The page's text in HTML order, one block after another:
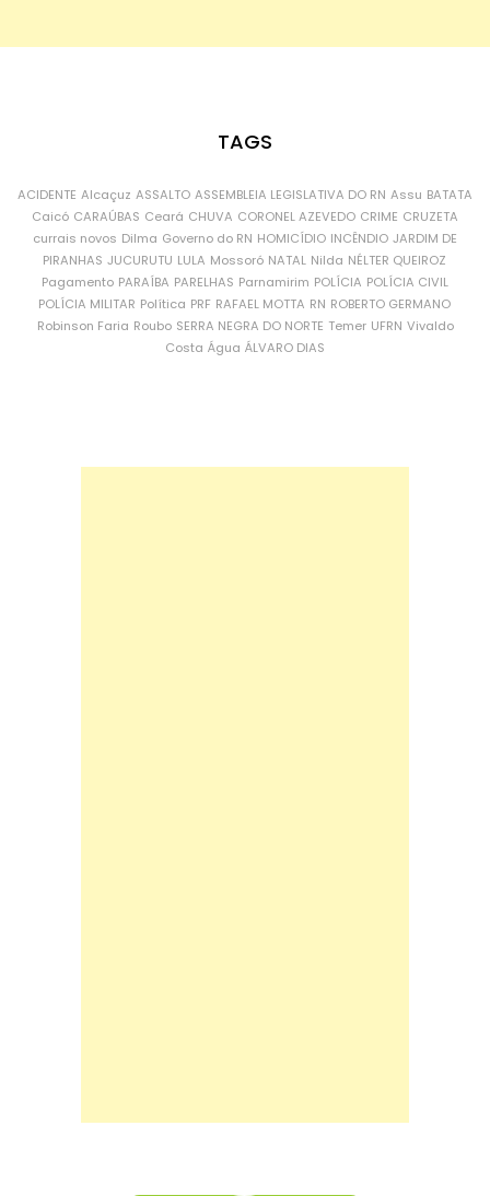
TAGS
ACIDENTE Alcaçuz ASSALTO ASSEMBLEIA LEGISLATIVA DO RN Assu BATATA
Caicó CARAÚBAS Ceará CHUVA CORONEL AZEVEDO CRIME CRUZETA
currais novos Dilma Governo do RN HOMICÍDIO INCÊNDIO JARDIM DE
PIRANHAS JUCURUTU LULA Mossoró NATAL Nilda NÉLTER QUEIROZ
Pagamento PARAÍBA PARELHAS Parnamirim POLÍCIA POLÍCIA CIVIL
POLÍCIA MILITAR Política PRF RAFAEL MOTTA RN ROBERTO GERMANO
Robinson Faria Roubo SERRA NEGRA DO NORTE Temer UFRN Vivaldo
Costa Água ÁLVARO DIAS